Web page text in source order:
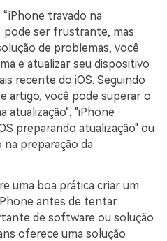
travado na
pode ser frustrante, mas
de problemas, você
e atualizar seu dispositivo
recente do iOS. Seguindo
artigo, você pode superar o
atualização", "iPhone
preparando atualização" ou
na preparação da
uma boa prática criar um
antes de tentar
de software ou solução
oferece uma solução